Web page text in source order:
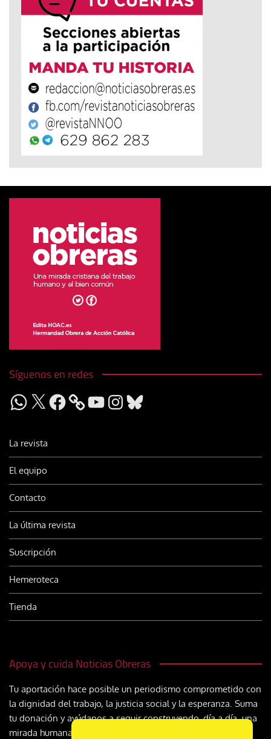
Síguenos en redes
WhatsApp
X Facebook YouTubeInstagram
Bluesky
La revista
El equipo
Contacto
La última revista
Suscripción
Hemeroteca
Tienda
Apoya y cuida Noticias Obreras
Tu aportación hace posible un periodismo comprometido con
la dignidad del trabajo, la justicia social y la esperanza. Suma
tu donación y ayúdanos a seguir construyendo, día a día, una
mirada humana y cristiana sobre el mundo del trabajo